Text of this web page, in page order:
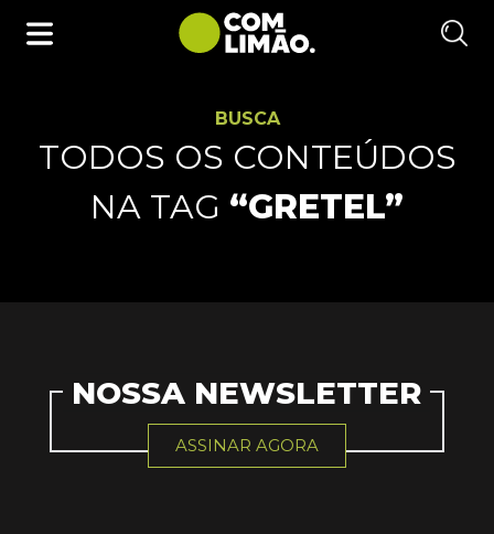
BUSCA
TODOS OS CONTEÚDOS
NA TAG “GRETEL”
NOSSA NEWSLETTER
ASSINAR AGORA